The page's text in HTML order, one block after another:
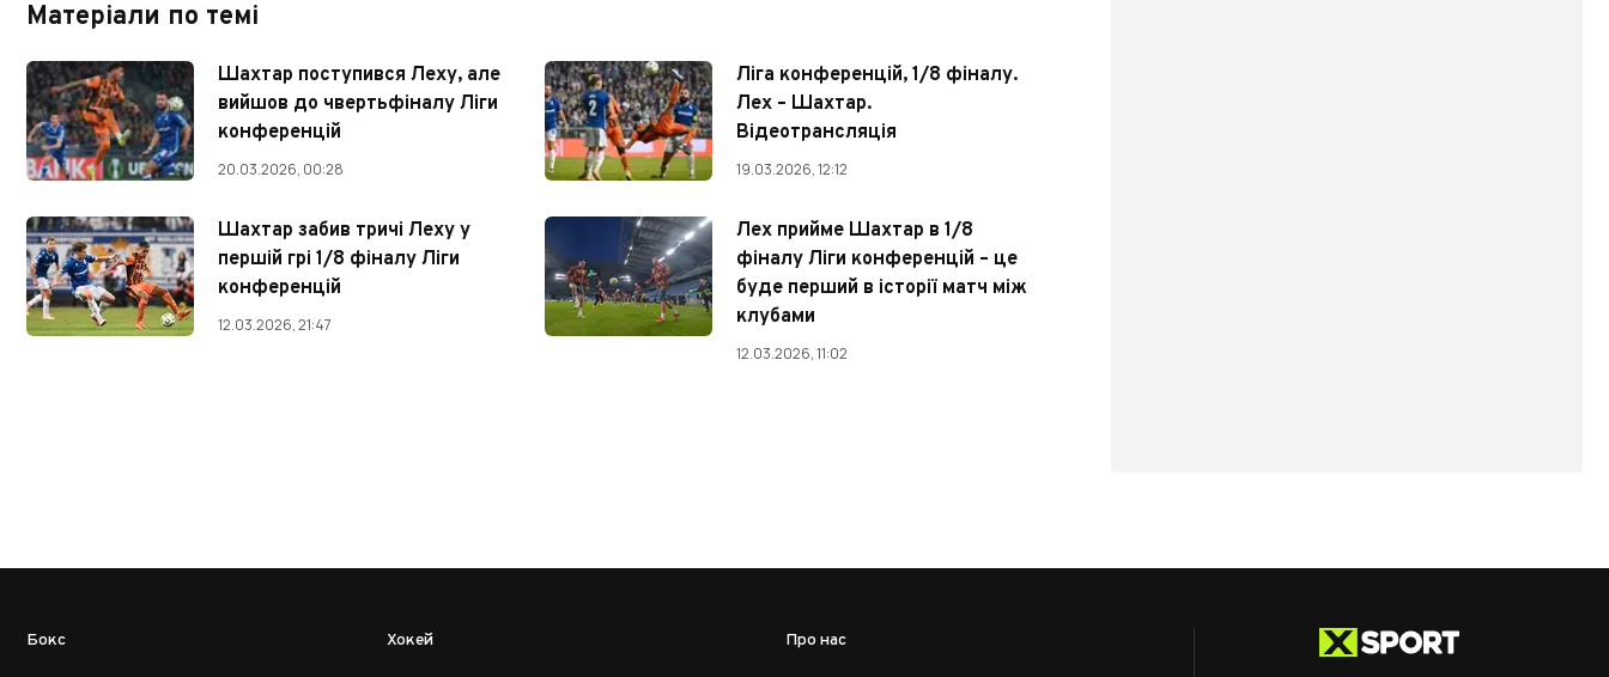
Матеріали по темі
Шахтар поступився Леху, але
вийшов до чвертьфіналу Ліги
конференцій
20.03.2026, 00:28
Ліга конференцій, 1/8 фіналу.
Лех – Шахтар.
Відеотрансляція
19.03.2026, 12:12
Шахтар забив тричі Леху у
першій грі 1/8 фіналу Ліги
конференцій
12.03.2026, 21:47
Лех прийме Шахтар в 1/8
фіналу Ліги конференцій – це
буде перший в історії матч між
клубами
12.03.2026, 11:02
Бокс Хокей Про нас